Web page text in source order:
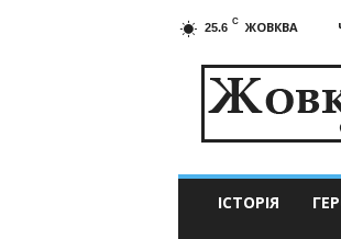
25.6 C ЖОВКВА
актуальні
ІСТОРІЯ